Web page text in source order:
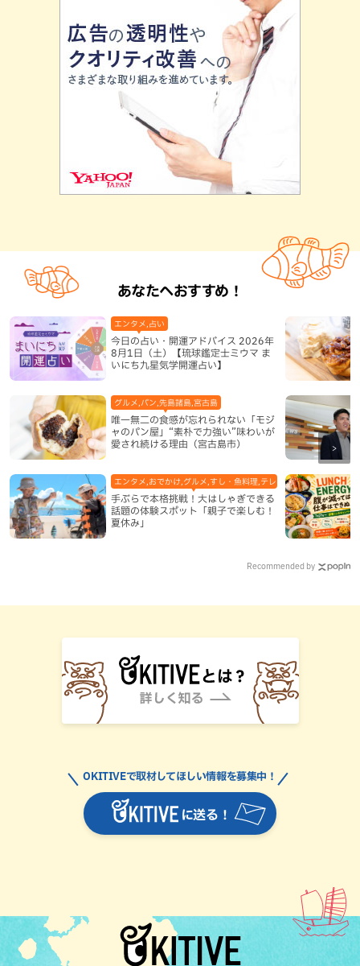
あなたへおすすめ！
今日の占い・開運アドバイス 2026年
8月1日（土）【琉球鑑定士ミウマ ま
いにち九星気学開運占い】
エンタメ,占い
唯一無二の食感が忘れられない「モジ
ャのパン屋」“素朴で力強い”味わいが
愛され続ける理由（宮古島市）
グルメ,パン,先島諸島,宮古島
手ぶらで本格挑戦！大はしゃぎできる
話題の体験スポット「親子で楽しむ！
夏休み」
エンタメ,おでかけ,グルメ,すし・魚料理,テレビ,体験,北谷町,地域,
Recommended by
に送る！
OKITIVEで取材してほしい情報を募集中！